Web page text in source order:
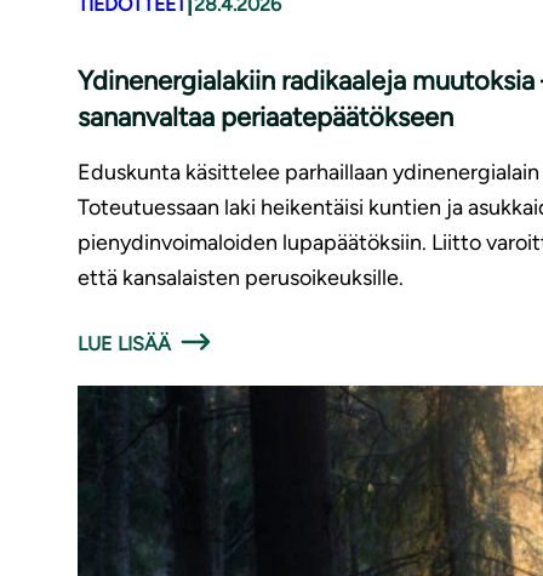
Ydinenergialakiin radikaaleja
sananvaltaa periaatepäätökseen
Eduskunta käsittelee parhaillaan
Toteutuessaan laki heikentäisi kuntien ja
pienydinvoimaloiden lupapäätöksiin. Liitto
että kansalaisten perusoikeuksille.
LUE LISÄÄ